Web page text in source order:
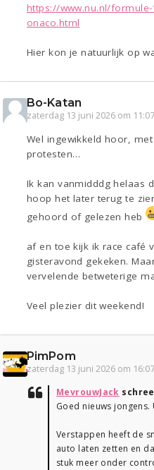
https://www.nu.nl/
onaco.html
Hier kon je natuurlijk op
Bo-Katan
zaterdag 13 juni 2026 om 11:07
Wel ingewikkeld hoor,
protesten…
Ik kan vanmidddg helaas
hoop het later terug te
gehoord of gelezen heb
af en toe kijk ik race café
gisteravond gekeken.
vervelende betweterige
Veel plezier dit weekend!
PimPom
zaterdag 13 juni 2026 om 16:07
MevrouwJack
Goed nieuws jongens.
Verstappen heeft de
auto laten zetten en
stuk meer onder